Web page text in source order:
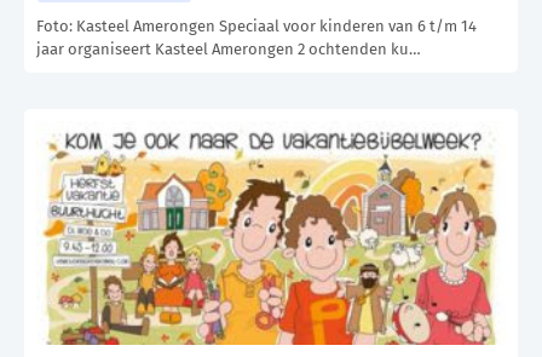
Foto: Kasteel Amerongen Speciaal voor kinderen van 6 t/m 14
jaar organiseert Kasteel Amerongen 2 ochtenden ku…